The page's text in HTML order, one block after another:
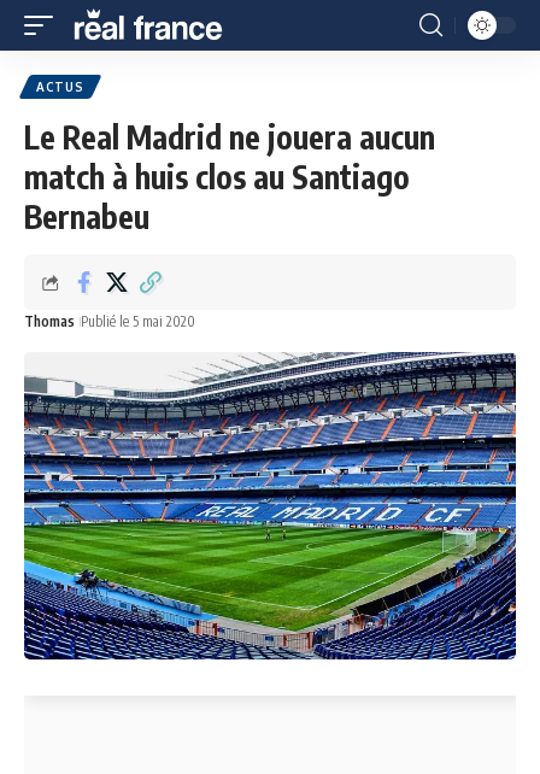
ACTUS
Le Real Madrid ne jouera aucun
match à huis clos au Santiago
Bernabeu
Thomas Publié le 5 mai 2020